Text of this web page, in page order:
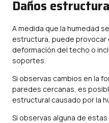
Daños
A medida que la humedad
estructura, puede provocar
deformación del techo o
soportes.
Si observas cambios en la
paredes cercanas, es
estructural causado por la
Si observas alguna de